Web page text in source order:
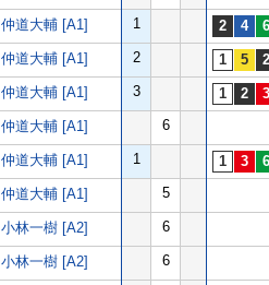
仲道大輔 [A1] 1
仲道大輔 [A1] 2
仲道大輔 [A1] 3
仲道大輔 [A1] 6
仲道大輔 [A1] 1
仲道大輔 [A1] 5
小林一樹 [A2] 6
小林一樹 [A2] 6